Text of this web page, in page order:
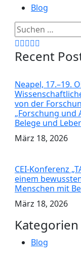
Blog
Suchen
nach:
Recent
Neapel, 17.–19.
von der
„Forschung und
Belege und
März 18, 2026
CEI-Konferenz
einem
Menschen mit
März 18, 2026
Kategorien
Blog